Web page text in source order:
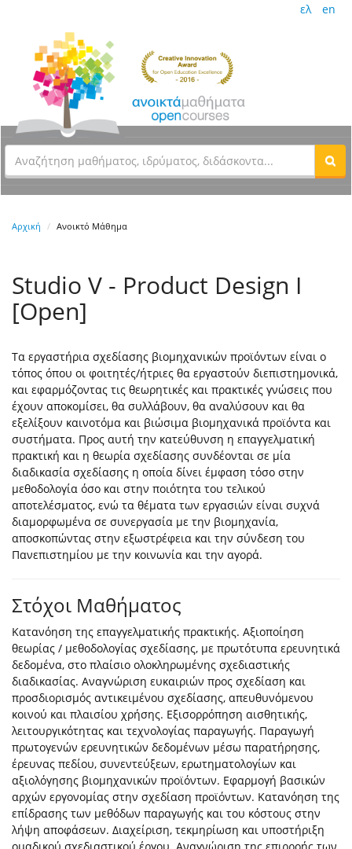
ελ en
Αρχική Ανοικτό Μάθημα
Studio V - Product Design I
[Open]
Τα εργαστήρια σχεδίασης βιομηχανικών προϊόντων είναι ο
τόπος όπου οι φοιτητές/ήτριες θα εργαστούν διεπιστημονικά,
και εφαρμόζοντας τις θεωρητικές και πρακτικές γνώσεις που
έχουν αποκομίσει, θα συλλάβουν, θα αναλύσουν και θα
εξελίξουν καινοτόμα και βιώσιμα βιομηχανικά προϊόντα και
συστήματα. Προς αυτή την κατεύθυνση η επαγγελματική
πρακτική και η θεωρία σχεδίασης συνδέονται σε μία
διαδικασία σχεδίασης η οποία δίνει έμφαση τόσο στην
μεθοδολογία όσο και στην ποιότητα του τελικού
αποτελέσματος, ενώ τα θέματα των εργασιών είναι συχνά
διαμορφωμένα σε συνεργασία με την βιομηχανία,
αποσκοπώντας στην εξωστρέφεια και την σύνδεση του
Πανεπιστημίου με την κοινωνία και την αγορά.
Στόχοι Μαθήματος
Κατανόηση της επαγγελματικής πρακτικής. Αξιοποίηση
θεωρίας / μεθοδολογίας σχεδίασης, με πρωτότυπα ερευνητικά
δεδομένα, στο πλαίσιο ολοκληρωμένης σχεδιαστικής
διαδικασίας. Αναγνώριση ευκαιριών προς σχεδίαση και
προσδιορισμός αντικειμένου σχεδίασης, απευθυνόμενου
κοινού και πλαισίου χρήσης. Εξισορρόπηση αισθητικής,
λειτουργικότητας και τεχνολογίας παραγωγής. Παραγωγή
πρωτογενών ερευνητικών δεδομένων μέσω παρατήρησης,
έρευνας πεδίου, συνεντεύξεων, ερωτηματολογίων και
αξιολόγησης βιομηχανικών προϊόντων. Εφαρμογή βασικών
αρχών εργονομίας στην σχεδίαση προϊόντων. Κατανόηση της
επίδρασης των μεθόδων παραγωγής και του κόστους στην
λήψη αποφάσεων. Διαχείριση, τεκμηρίωση και υποστήριξη